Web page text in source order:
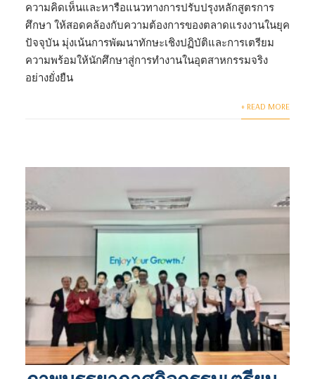
ความคิดเห็นและหารือแนวทางการปรับปรุงหลักสูตรการ
ศึกษา ให้สอดคล้องกับความต้องการของตลาดแรงงานในยุค
ปัจจุบัน มุ่งเน้นการพัฒนาทักษะเชิงปฏิบัติและการเตรียม
ความพร้อมให้นักศึกษาสู่การทำงานในอุตสาหกรรมจริง
อย่างยั่งยืน
+ READ MORE